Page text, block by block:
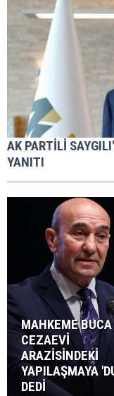
AK PARTİLİ
YANITI
MAHKEME BUCA
CEZAEVİ
ARAZİSİNDEKİ
YAPILAŞMAYA
DEDİ